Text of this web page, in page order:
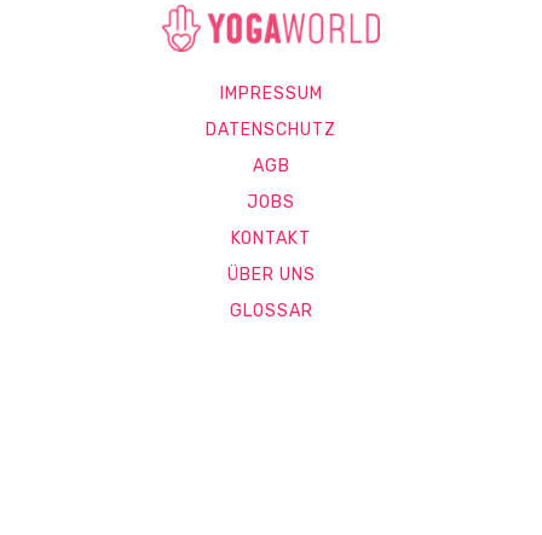
IMPRESSUM
DATENSCHUTZ
AGB
JOBS
KONTAKT
ÜBER UNS
GLOSSAR